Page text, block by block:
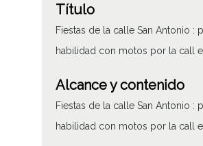
Título
Fiestas de la calle San Antonio :
habilidad con motos por la call e
Alcance y contenido
Fiestas de la calle San Antonio :
habilidad con motos por la call e